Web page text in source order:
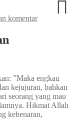
komentar
”Maka engkau
kejujuran, bahkan
seorang yang mau
Hikmat Allah
kebenaran,